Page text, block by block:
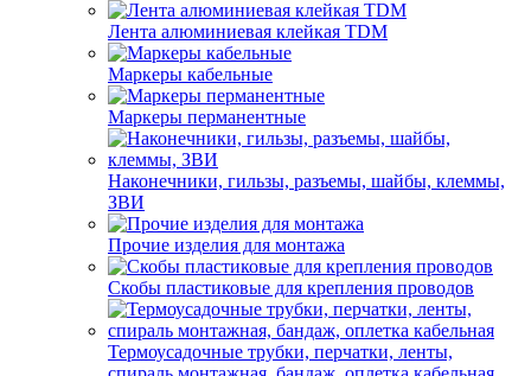
Лента алюминиевая клейкая TDM
Маркеры кабельные
Маркеры перманентные
Наконечники, гильзы, разъемы, шайбы, клеммы,
ЗВИ
Прочие изделия для монтажа
Скобы пластиковые для крепления проводов
Термоусадочные трубки, перчатки, ленты,